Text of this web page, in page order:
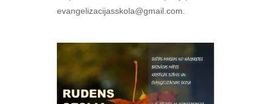
evangelizacijasskola@gmail.com.